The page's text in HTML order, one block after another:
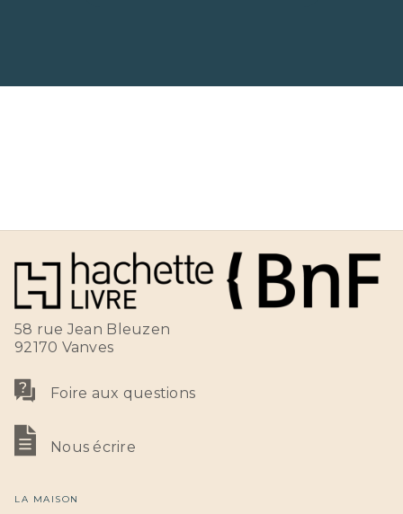
58 rue Jean Bleuzen
92170 Vanves
Foire aux questions
Nous écrire
LA MAISON